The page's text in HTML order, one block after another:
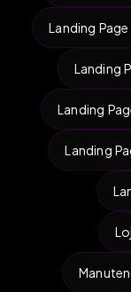
Landing
Landing
Landing
Landing